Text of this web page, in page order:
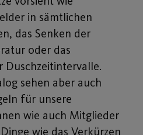
in sämtlichen
das Senken der
oder das
Duschzeitintervalle.
sehen aber auch
für unsere
wie auch Mitglieder
wie das Verkürzen